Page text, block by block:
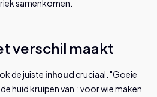
samenkomen.
verschil maakt
de juiste inhoudcruciaal. "Goeie
huid kruipen van’: voor wie maken